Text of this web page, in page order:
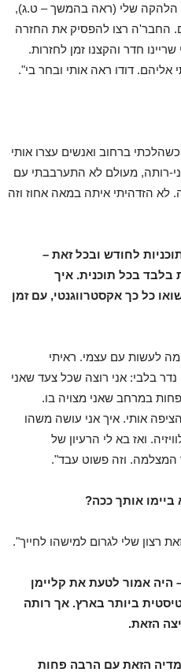
שלי (ראה בהמשך – ט.ג),
החבר'ה רצו להפסיק את החזרה
חדר והקצנו זמן לחזרות.
דודו ראה אותי ובחר בי".
ברחוב ואנשים עצרו אותי
רותה, מעולם לא התערבבתי עם
לא הזדהיתי איתה במאה אחוז וזה
לחודש ובכל זאת –
בכל תוכנית. איך
כל כך אקסטרווגנטי, עם זמן
לעשות עם עצמי. ראיתי
בלבי: אני רוצה שכל צעד שאני
במרחב שאני מצויה בו.
אותי. איך אני עושה משהו
ואז בא לי הרעיון של
המצלמה. וזה פשוט עבד".
אותך ככה?
רצון שלי לגרום למישהו לחייך".
– היה אמור לטעת את קליימן
ביותר בארץ. אך רותה
הזאת.
הזאת עם הרבה פחות